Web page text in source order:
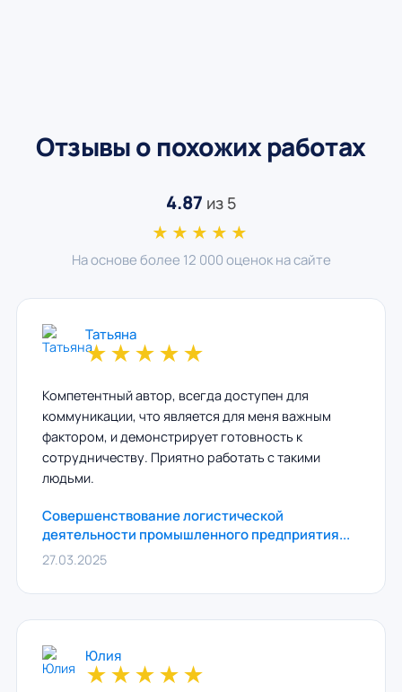
Отзывы о похожих работах
4.87 из 5
★★★★★
На основе более 12 000 оценок на сайте
Татьяна
★★★★★
Компетентный автор, всегда доступен для
коммуникации, что является для меня важным
фактором, и демонстрирует готовность к
сотрудничеству. Приятно работать с такими
людьми.
Совершенствование логистической
деятельности промышленного предприятия...
27.03.2025
Юлия
★★★★★